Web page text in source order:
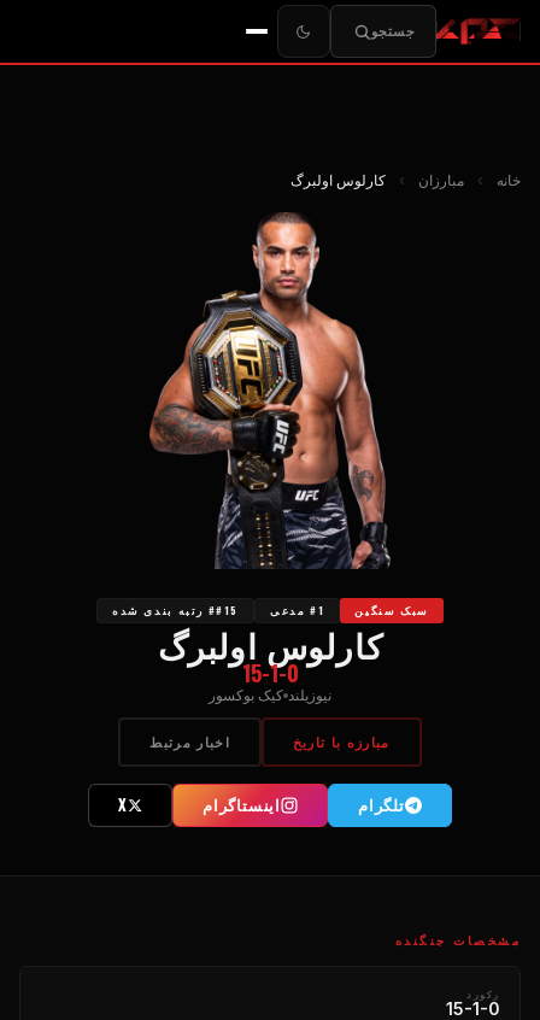
جستجو
خانه › مبارزان › کارلوس اولبرگ
سبک سنگین #1 مدعی ##15 رتبه بندی شده
کارلوس اولبرگ
15-1-0
نیوزیلند کیک بوکسور
مبارزه با تاریخ اخبار مرتبط
تلگرام اینستاگرام X
مشخصات جنگنده
رکورد
15-1-0